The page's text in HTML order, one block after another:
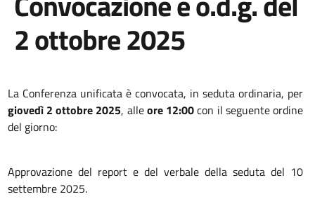
2 ottobre 2025
La Conferenza unificata è convocata, in seduta ordinaria, per
giovedì 2 ottobre 2025, alleore 12:00con il seguente ordine
del giorno:
Approvazione del report e del verbale della seduta del 10
settembre 2025.